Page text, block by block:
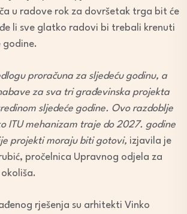
u radove rok za dovršetak trga bit će
li sve glatko radovi bi trebali krenuti
godine.
proračuna za sljedeću godinu, a
za sva tri građevinska projekta
sljedeće godine. Ovo razdoblje
ITU mehanizam traje do 2027. godine
projekti moraju biti gotovi, izjavila je
pročelnica Upravnog odjela za
rješenja su arhitekti Vinko